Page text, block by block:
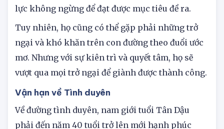
rất có tổ chức, chú trọng từng chi tiết và luôn nỗ
lực không ngừng để đạt được mục tiêu đề ra.
Tuy nhiên, họ cũng có thể gặp phải những trở
ngại và khó khăn trên con đường theo đuổi ước
mơ. Nhưng với sự kiên trì và quyết tâm, họ sẽ
vượt qua mọi trở ngại để giành được thành công.
Vận hạn về Tình duyên
Về đường tình duyên, nam giới tuổi Tân Dậu